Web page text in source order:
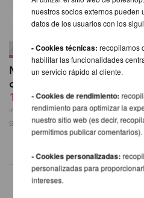
Muslo Medias Altas
con Rayas
19,32 EUR
incl. 21 % I.V.A. exkl.
gastos de envio
nuestros socios externos
datos de los usuarios con los
- Cookies técnicas:recopilamos
habilitar las funcionalidades
un servicio rápido al cliente.
- Cookies de rendimiento:
rendimiento para optimizar la
nuestro sitio web (es decir,
permitimos publicar comentarios).
- Cookies personalizadas:
personalizadas para
intereses.